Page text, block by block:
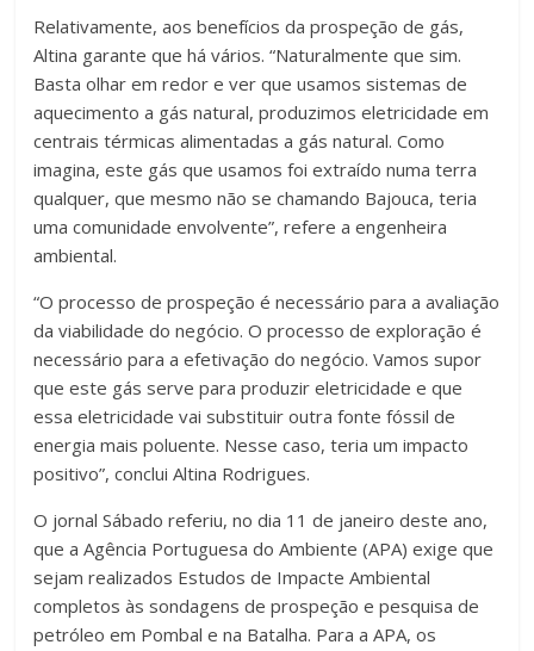
Relativamente, aos benefícios da prospeção de gás,
Altina garante que há vários. “Naturalmente que sim.
Basta olhar em redor e ver que usamos sistemas de
aquecimento a gás natural, produzimos eletricidade em
centrais térmicas alimentadas a gás natural. Como
imagina, este gás que usamos foi extraído numa terra
qualquer, que mesmo não se chamando Bajouca, teria
uma comunidade envolvente”, refere a engenheira
ambiental.
“O processo de prospeção é necessário para a avaliação
da viabilidade do negócio. O processo de exploração é
necessário para a efetivação do negócio. Vamos supor
que este gás serve para produzir eletricidade e que
essa eletricidade vai substituir outra fonte fóssil de
energia mais poluente. Nesse caso, teria um impacto
positivo”, conclui Altina Rodrigues.
O jornal Sábado referiu, no dia 11 de janeiro deste ano,
que a Agência Portuguesa do Ambiente (APA) exige que
sejam realizados Estudos de Impacte Ambiental
completos às sondagens de prospeção e pesquisa de
petróleo em Pombal e na Batalha. Para a APA, os